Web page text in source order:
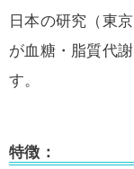
日本の研究（東
が血糖・脂質代
す。
特徴：